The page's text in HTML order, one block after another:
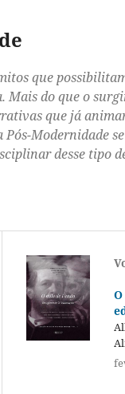
que
do que o
que já
Modernidade
desse tipo